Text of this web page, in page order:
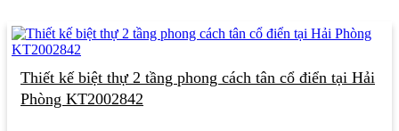
Thiết kế biệt thự 2 tầng phong cách tân cổ điển tại Hải
Phòng KT2002842